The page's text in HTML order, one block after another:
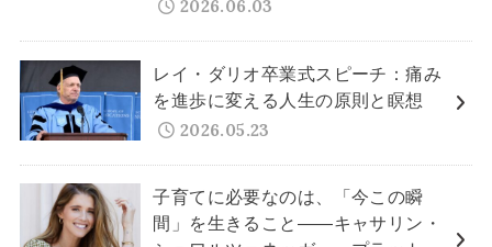
2026.06.03
レイ・ダリオ卒業式スピーチ：痛み
を進歩に変える人生の原則と瞑想
2026.05.23
子育てに必要なのは、「今この瞬
間」を生きること——キャサリン・